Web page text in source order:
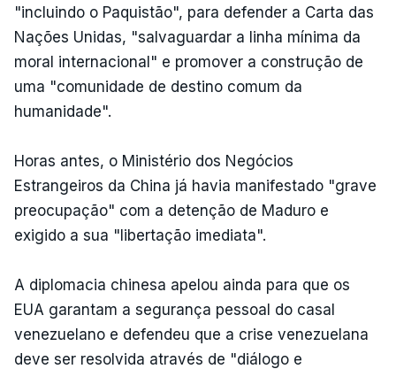
"incluindo o Paquistão", para defender a Carta das
Nações Unidas, "salvaguardar a linha mínima da
moral internacional" e promover a construção de
uma "comunidade de destino comum da
humanidade".
Horas antes, o Ministério dos Negócios
Estrangeiros da China já havia manifestado "grave
preocupação" com a detenção de Maduro e
exigido a sua "libertação imediata".
A diplomacia chinesa apelou ainda para que os
EUA garantam a segurança pessoal do casal
venezuelano e defendeu que a crise venezuelana
deve ser resolvida através de "diálogo e